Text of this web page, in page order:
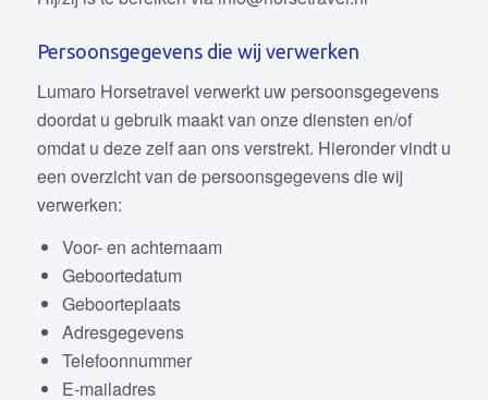
Persoonsgegevens die wij verwerken
Lumaro Horsetravel verwerkt uw persoonsgegevens
doordat u gebruik maakt van onze diensten en/of
omdat u deze zelf aan ons verstrekt. Hieronder vindt u
een overzicht van de persoonsgegevens die wij
verwerken:
Voor- en achternaam
Geboortedatum
Geboorteplaats
Adresgegevens
Telefoonnummer
E-mailadres